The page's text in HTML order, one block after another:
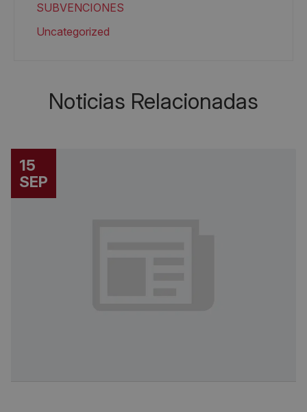
SUBVENCIONES
Uncategorized
Noticias Relacionadas
15
SEP